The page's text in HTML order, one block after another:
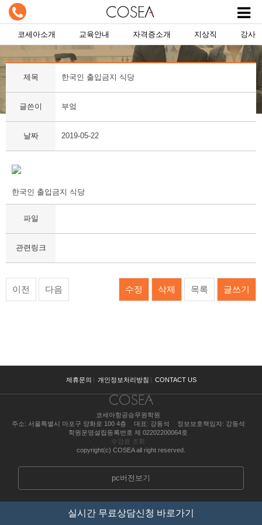
코세아소개 교육안내 자격증소개 지상직 강사
제목 한국인 출입금지 식당
글쓴이 부엌
날짜 2019-05-22
한국인 출입금지 식당
파일
관련링크
이전 다음 수정 삭제 목록 글쓰기
제휴문의 | 개인정보처리방침 | CONTACT US
코세아항공승무원학원
주소: 서울특별시 마포구 양화로 100 4층
대표: 강동석
정보보호책임자: 강동석
학원운영설립등록번호 제 02202200064호
수강료 조회
copyright(c) COSEA all right reserved.
pc버전보기
실시간 무료상담신청 바로가기